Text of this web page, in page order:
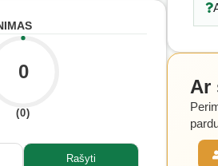
0
(0)
Rašyti
Ar